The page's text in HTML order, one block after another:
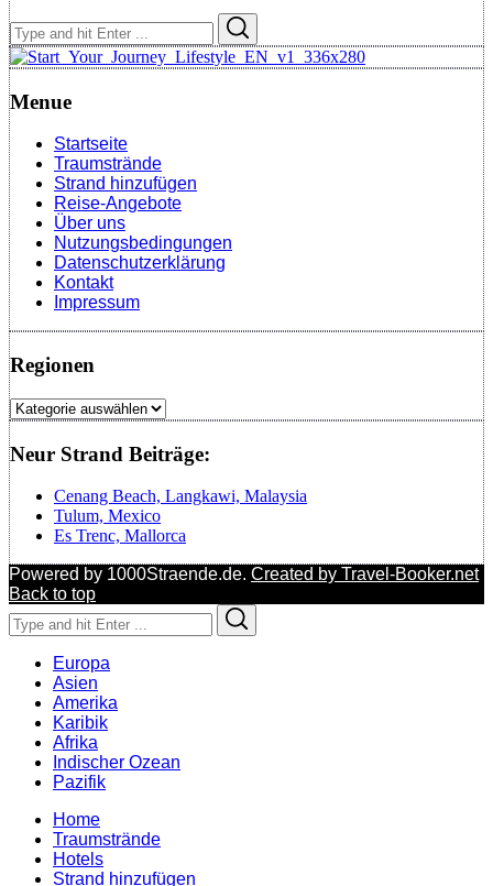
Search
for:
Menue
Startseite
Traumstrände
Strand hinzufügen
Reise-Angebote
Über uns
Nutzungsbedingungen
Datenschutzerklärung
Kontakt
Impressum
Regionen
Regionen
Neur Strand Beiträge:
Cenang Beach, Langkawi, Malaysia
Tulum, Mexico
Es Trenc, Mallorca
Powered by 1000Straende.de. Created by Travel-Booker.net
Back to top
Search
for:
Europa
Asien
Amerika
Karibik
Afrika
Indischer Ozean
Pazifik
Home
Traumstrände
Hotels
Strand hinzufügen